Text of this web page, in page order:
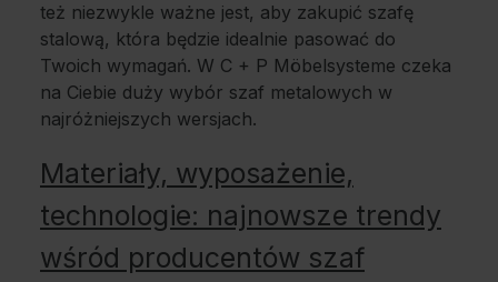
też niezwykle ważne jest, aby zakupić szafę
stalową, która będzie idealnie pasować do
Twoich wymagań. W C + P Möbelsysteme czeka
na Ciebie duży wybór szaf metalowych w
najróżniejszych wersjach.
Materiały, wyposażenie,
technologie: najnowsze trendy
wśród producentów szaf